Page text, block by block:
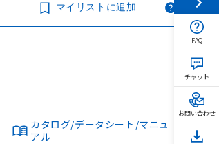
マイリストに追加
カタログ/データシート/マニュ
アル
FAQ
チャット
お問い合わせ